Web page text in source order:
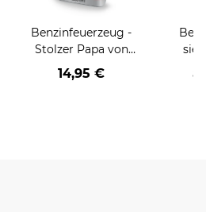
Benzinfeuerzeug -
Stolzer Papa von
Kinder
14,95 €